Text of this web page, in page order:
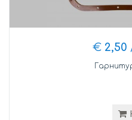
€ 2,50